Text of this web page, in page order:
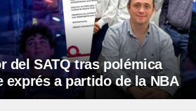
del SATQ tras polémica
exprés a partido de la NBA